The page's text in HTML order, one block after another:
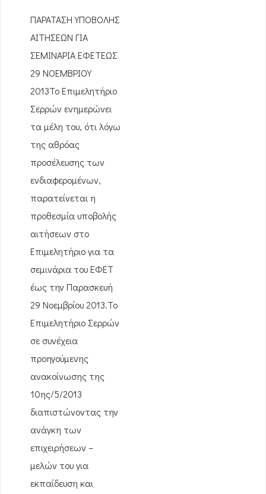
ΠΑΡΑΤΑΣΗ ΥΠΟΒΟΛΗΣ
ΑΙΤΗΣΕΩΝ ΓΙΑ
ΣΕΜΙΝΑΡΙΑ ΕΦΕΤΕΩΣ
29 ΝΟΕΜΒΡΙΟΥ
2013Το Επιμελητήριο
Σερρών ενημερώνει
τα μέλη του, ότι λόγω
της αθρόας
προσέλευσης των
ενδιαφερομένων,
παρατείνεται η
προθεσμία υποβολής
αιτήσεων στο
Επιμελητήριο για τα
σεμινάρια του ΕΦΕΤ
έως την Παρασκευή
29 Νοεμβρίου 2013.Το
Επιμελητήριο Σερρών
σε συνέχεια
προηγούμενης
ανακοίνωσης της
10ης/5/2013
διαπιστώνοντας την
ανάγκη των
επιχειρήσεων –
μελών του για
εκπαίδευση και